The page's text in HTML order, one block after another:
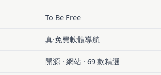
To Be Free
真·免費軟體導航
開源 · 網站 · 69 款精選